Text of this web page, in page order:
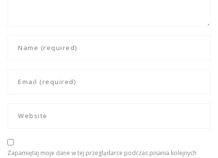
Zapamiętaj moje dane w tej przeglądarce podczas pisania kolejnych